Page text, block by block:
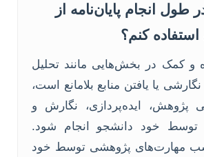
طول انجام پایان‌نامه از
کنم؟
و کمک در بخش‌هایی مانند تحلیل
یا یافتن منابع بلامانع است،
پژوهش، ایده‌پردازی، نگارش و
توسط خود دانشجو انجام شود.
مهارت‌های پژوهشی توسط خود